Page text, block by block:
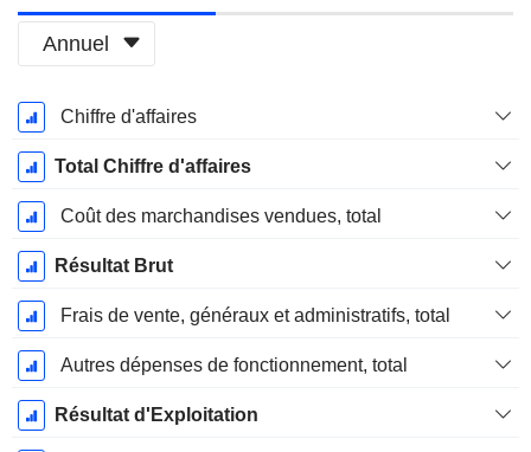
Annuel
Période
Fiscale:
Décembre
Chiffre d'affaires
Total Chiffre d'affaires
Coût des marchandises vendues, total
Résultat Brut
Frais de vente, généraux et administratifs, total
Autres dépenses de fonctionnement, total
Résultat d'Exploitation